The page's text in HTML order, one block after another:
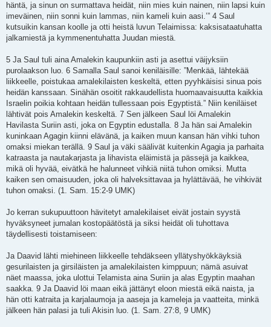
häntä, ja sinun on surmattava heidät, niin mies kuin nainen, niin lapsi kuin
imeväinen, niin sonni kuin lammas, niin kameli kuin aasi.’” 4 Saul
kutsuikin kansan koolle ja otti heistä luvun Telaimissa: kaksisataatuhatta
jalkamiestä ja kymmenentuhatta Juudan miestä.
5 Ja Saul tuli aina Amalekin kaupunkiin asti ja asettui väijyksiin
purolaakson luo. 6 Samalla Saul sanoi keniläisille: ”Menkää, lähtekää
liikkeelle, poistukaa amalekilaisten keskeltä, etten pyyhkäisisi sinua pois
heidän kanssaan. Sinähän osoitit rakkaudellista huomaavaisuutta kaikkia
Israelin poikia kohtaan heidän tullessaan pois Egyptistä.” Niin keniläiset
lähtivät pois Amalekin keskeltä. 7 Sen jälkeen Saul löi Amalekin
Havilasta Suriin asti, joka on Egyptin edustalla. 8 Ja hän sai Amalekin
kuninkaan Agagin kiinni elävänä, ja kaiken muun kansan hän vihki tuhon
omaksi miekan terällä. 9 Saul ja väki säälivät kuitenkin Agagia ja parhaita
katraasta ja nautakarjasta ja lihavista eläimistä ja pässejä ja kaikkea,
mikä oli hyvää, eivätkä he halunneet vihkiä niitä tuhon omiksi. Mutta
kaiken sen omaisuuden, joka oli halveksittavaa ja hylättävää, he vihkivät
tuhon omaksi. (1. Sam. 15:2-9 UMK)
Jo kerran sukupuuttoon hävitetyt amalekilaiset eivät jostain syystä
hyväksyneet jumalan kostopäätöstä ja siksi heidät oli tuhottava
täydellisesti toistamiseen:
Ja Daavid lähti miehineen liikkeelle tehdäkseen yllätyshyökkäyksiä
gesurilaisten ja girsiläisten ja amalekilaisten kimppuun; nämä asuivat
näet maassa, joka ulottui Telamista aina Suriin ja alas Egyptin maahan
saakka. 9 Ja Daavid löi maan eikä jättänyt eloon miestä eikä naista, ja
hän otti katraita ja karjalaumoja ja aaseja ja kameleja ja vaatteita, minkä
jälkeen hän palasi ja tuli Akisin luo. (1. Sam. 27:8, 9 UMK)